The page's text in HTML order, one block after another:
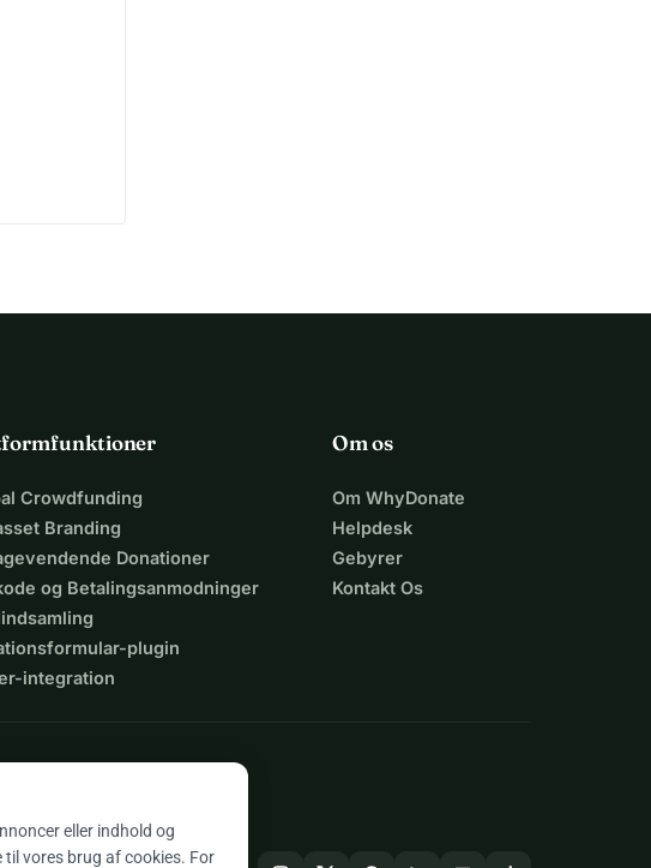
Crowdfunding
Branding
Donationer
og Betalingsanmodninger
plugin
integration
Om os
Om WhyDonate
Helpdesk
Gebyrer
Kontakt Os
eller indhold og
til vores brug af cookies. For